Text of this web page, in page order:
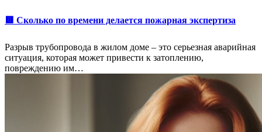
🟥 Сколько по времени делается пожарная экспертиза
Разрыв трубопровода в жилом доме – это серьезная аварийная
ситуация, которая может привести к затоплению,
повреждению им…